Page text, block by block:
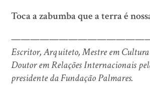
Toca a zabumba que a terra é
Escritor, Arquiteto, Mestre em Cultura
Doutor em Relações Internacionais
presidente da Fundação Palmares.